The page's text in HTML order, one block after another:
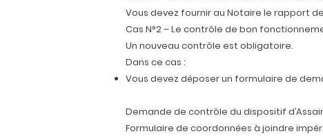
Vous devez fournir au Notaire le rapport
Cas N°2 – Le contrôle de bon
Un nouveau contrôle est obligatoire.
Dans ce cas :
Vous devez déposer un formulaire de
Demande de contrôle du dispositif
Formulaire de coordonnées à joindre